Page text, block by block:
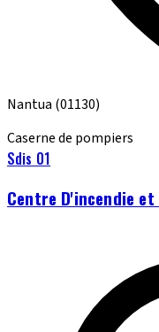
Nantua (01130)
Caserne de pompiers
Sdis 01
Centre D'incendie